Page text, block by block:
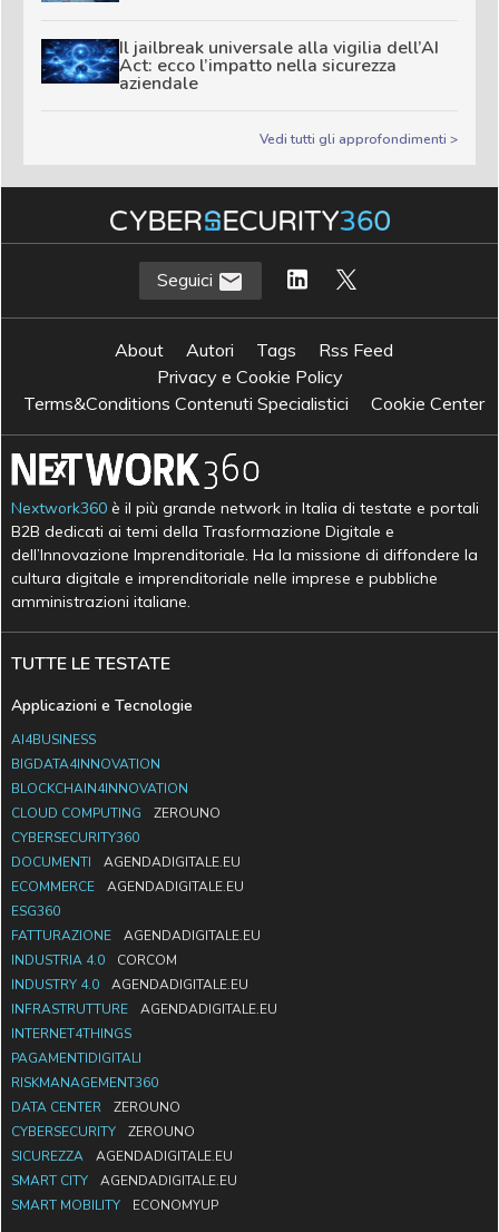
Il jailbreak universale alla vigilia dell’AI
Act: ecco l’impatto nella sicurezza
aziendale
Vedi tutti gli approfondimenti >
Seguici
About Autori Tags
Rss Feed
Privacy e Cookie Policy
Terms&Conditions Contenuti Specialistici
Cookie Center
Nextwork360 è il più grande network in Italia di testate e portali
B2B dedicati ai temi della Trasformazione Digitale e
dell’Innovazione Imprenditoriale. Ha la missione di diffondere la
cultura digitale e imprenditoriale nelle imprese e pubbliche
amministrazioni italiane.
TUTTE LE TESTATE
Applicazioni e Tecnologie
AI4BUSINESS
BIGDATA4INNOVATION
BLOCKCHAIN4INNOVATION
CLOUD COMPUTING
ZEROUNO
CYBERSECURITY360
DOCUMENTI
AGENDADIGITALE.EU
ECOMMERCE
AGENDADIGITALE.EU
ESG360
FATTURAZIONE
AGENDADIGITALE.EU
INDUSTRIA 4.0
CORCOM
INDUSTRY 4.0
AGENDADIGITALE.EU
INFRASTRUTTURE
AGENDADIGITALE.EU
INTERNET4THINGS
PAGAMENTIDIGITALI
RISKMANAGEMENT360
DATA CENTER
ZEROUNO
CYBERSECURITY
ZEROUNO
SICUREZZA
AGENDADIGITALE.EU
SMART CITY
AGENDADIGITALE.EU
SMART MOBILITY
ECONOMYUP